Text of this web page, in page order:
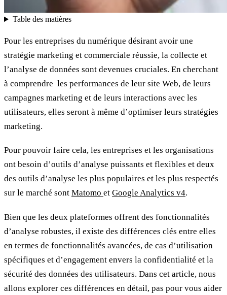
Table des matières
Pour les entreprises du numérique désirant avoir une
stratégie marketing et commerciale réussie, la collecte et
l’analyse de données sont devenues cruciales. En cherchant
à comprendre les performances de leur site Web, de leurs
campagnes marketing et de leurs interactions avec les
utilisateurs, elles seront à même d’optimiser leurs stratégies
marketing.
Pour pouvoir faire cela, les entreprises et les organisations
ont besoin d’outils d’analyse puissants et flexibles et deux
des outils d’analyse les plus populaires et les plus respectés
sur le marché sont Matomo et Google Analytics v4.
Bien que les deux plateformes offrent des fonctionnalités
d’analyse robustes, il existe des différences clés entre elles
en termes de fonctionnalités avancées, de cas d’utilisation
spécifiques et d’engagement envers la confidentialité et la
sécurité des données des utilisateurs. Dans cet article, nous
allons explorer ces différences en détail, pas pour vous aider